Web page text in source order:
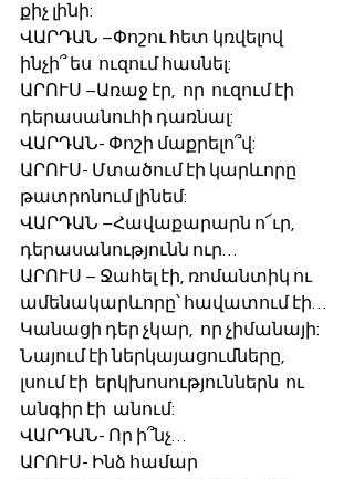
քիչ լինի:
ՎԱՐԴԱՆ –Փոշու հետ կռվելով
ինչի՞ ես  ուզում հասնել:
ԱՐՈՒՍ –Առաջ էր,  որ  ուզում էի
դերասանուհի դառնալ:
ՎԱՐԴԱՆ- Փոշի մաքրելո՞վ:
ԱՐՈՒՍ- Մտածում էի կարևորը
թատրոնում լինեմ:
ՎԱՐԴԱՆ –Հավաքարարն ո՜ւր,
դերասանությունն ուր…
ԱՐՈՒՍ – Ջահել էի, ռոմանտիկ ու
ամենակարևորը՝ հավատում էի…
Կանացի դեր չկար,  որ չիմանայի:
Նայում էի ներկայացումները,
լսում էի  երկխոսություններն  ու
անգիր էի  անում:
ՎԱՐԴԱՆ- Որ ի՞նչ…
ԱՐՈՒՍ- Ինձ համար